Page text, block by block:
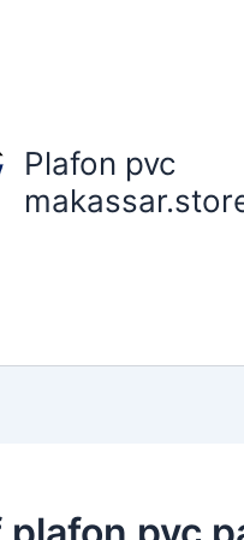
Plafon pvc